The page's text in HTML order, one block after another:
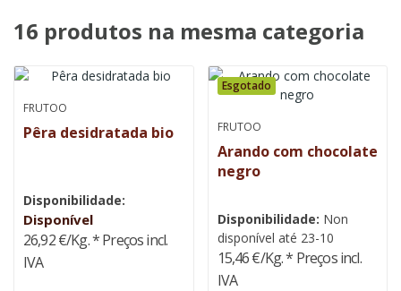
16 produtos na mesma categoria
FRUTOO
Pêra desidratada bio
Disponibilidade:
Disponível
26,92 €/Kg.* Preços incl.
IVA
Esgotado
FRUTOO
Arando com chocolate
negro
Disponibilidade: Non
disponível até 23-10
15,46 €/Kg.* Preços incl.
IVA